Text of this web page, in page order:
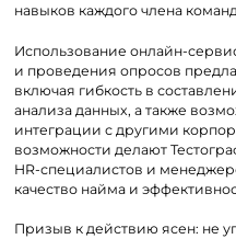
навыков каждого члена
Использование онлайн-
и проведения опросов
включая гибкость в
анализа данных, а также
интеграции с другими
возможности делают
HR-специалистов и
качество найма и
Призыв к действию ясен: не